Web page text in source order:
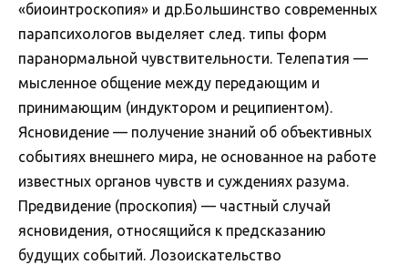
«биоинтроскопия» и др.Большинство современных
парапсихологов выделяет след. типы форм
паранормальной чувствительности. Телепатия —
мысленное общение между передающим и
принимающим (индуктором и реципиентом).
Ясновидение — получение знаний об объективных
событиях внешнего мира, не основанное на работе
известных органов чувств и суждениях разума.
Предвидение (проскопия) — частный случай
ясновидения, относящийся к предсказанию
будущих событий. Лозоискательство